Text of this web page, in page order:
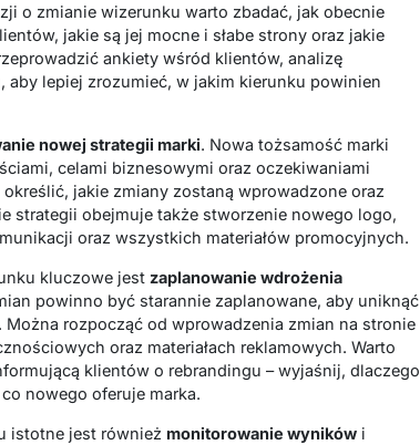
o zmianie wizerunku warto zbadać, jak obecnie
jakie są jej mocne i słabe strony oraz jakie
ankiety wśród klientów, analizę
aby lepiej zrozumieć, w jakim kierunku powinien
nowej strategii marki. Nowa tożsamość marki
celami biznesowymi oraz oczekiwaniami
jakie zmiany zostaną wprowadzone oraz
strategii obejmuje także stworzenie nowego logo,
oraz wszystkich materiałów promocyjnych.
kluczowe jest zaplanowanie wdrożenia
powinno być starannie zaplanowane, aby uniknąć
rozpocząć od wprowadzenia zmian na stronie
oraz materiałach reklamowych. Warto
klientów o rebrandingu – wyjaśnij, dlaczego
nowego oferuje marka.
istotne jest również monitorowanie wyników i